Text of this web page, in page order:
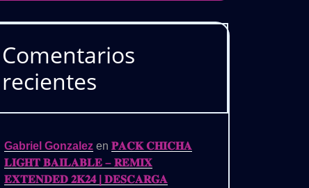
Comentarios
recientes
Gabriel Gonzalez en 𝐏𝐀𝐂𝐊 𝐂𝐇𝐈𝐂𝐇𝐀
𝐋𝐈𝐆𝐇𝐓 𝐁𝐀𝐈𝐋𝐀𝐁𝐋𝐄 – 𝐑𝐄𝐌𝐈𝐗
𝐄𝐗𝐓𝐄𝐍𝐃𝐄𝐃 𝟐𝐊𝟐𝟒 | 𝐃𝐄𝐒𝐂𝐀𝐑𝐆𝐀